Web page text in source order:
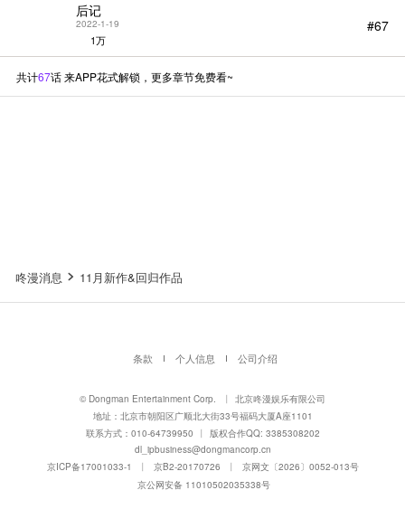
后记
2022-1-19
1万
#67
共计67话 来APP花式解锁，更多章节免费看~
咚漫消息 11月新作&回归作品
条款 个人信息 公司介绍
© Dongman Entertainment Corp. 丨
北京咚漫娱乐有限公司
地址：北京市朝阳区广顺北大街33号福码大厦A座1101
联系方式：010-64739950
丨
版权合作QQ: 3385308202
dl_ipbusiness@dongmancorp.cn
京ICP备17001033-1
丨 京B2-20170726 丨
京网文〔2026〕0052-013号
京公网安备 11010502035338号